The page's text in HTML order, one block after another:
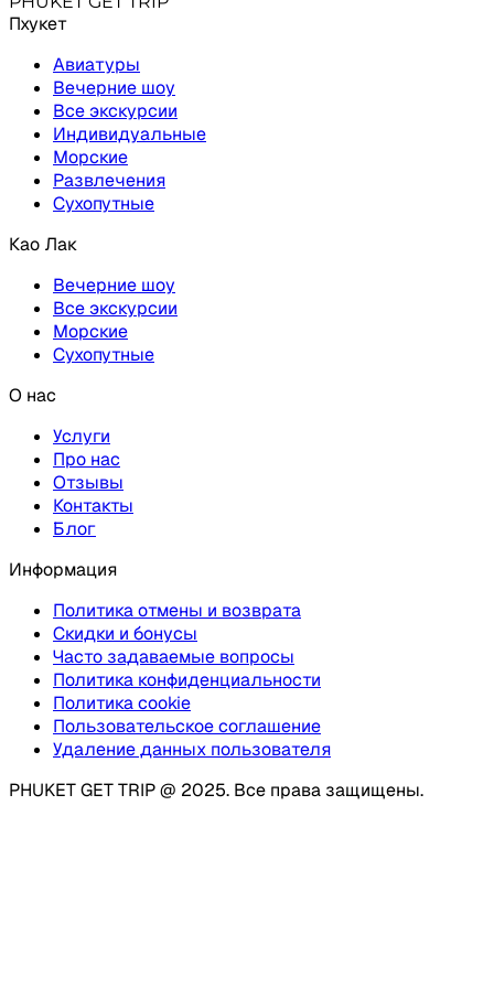
Пхукет
Авиатуры
Вечерние шоу
Все экскурсии
Индивидуальные
Морские
Развлечения
Сухопутные
Као Лак
Вечерние шоу
Все экскурсии
Морские
Сухопутные
О нас
Услуги
Про нас
Отзывы
Контакты
Блог
Информация
Политика отмены и возврата
Скидки и бонусы
Часто задаваемые вопросы
Политика конфиденциальности
Политика cookie
Пользовательское соглашение
Удаление данных пользователя
PHUKET GET TRIP @ 2025. Все права защищены.